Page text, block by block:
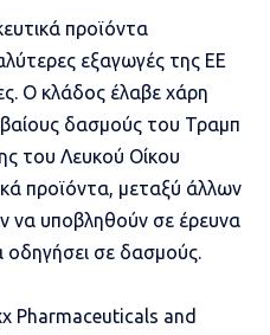
προϊόντα
εξαγωγές της ΕΕ
Ο κλάδος έλαβε χάρη
δασμούς του Τραμπ
του Λευκού Οίκου
προϊόντα, μεταξύ άλλων
να υποβληθούν σε έρευνα
οδηγήσει σε δασμούς.
Pharmaceuticals and